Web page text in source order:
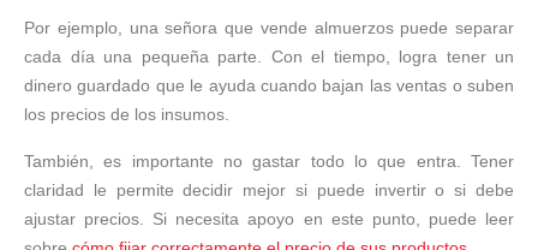
Por ejemplo, una señora que vende almuerzos puede separar
cada día una pequeña parte. Con el tiempo, logra tener un
dinero guardado que le ayuda cuando bajan las ventas o suben
los precios de los insumos.
También, es importante no gastar todo lo que entra. Tener
claridad le permite decidir mejor si puede invertir o si debe
ajustar precios. Si necesita apoyo en este punto, puede leer